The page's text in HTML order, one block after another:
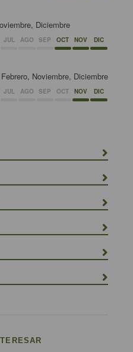
Diciembre
JUL AGO SEP OCT NOV DIC
Noviembre, Diciembre
JUL AGO SEP OCT NOV DIC